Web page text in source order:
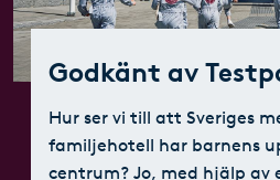
Godkänt av
Hur ser vi till att Sveriges
familjehotell har barnens
centrum? Jo, med hjälp av